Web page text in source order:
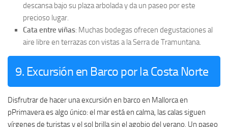
descansa bajo su plaza arbolada y da un paseo por este
precioso lugar.
Cata entre viñas: Muchas bodegas ofrecen degustaciones al
aire libre en terrazas con vistas a la Serra de Tramuntana.
9. Excursión en Barco por la Costa Norte
Disfrutrar de hacer una excursión en barco en Mallorca en
pPrimavera es algo único: el mar está en calma, las calas siguen
vírgenes de turistas y el sol brilla sin el agobio del verano. Un paseo